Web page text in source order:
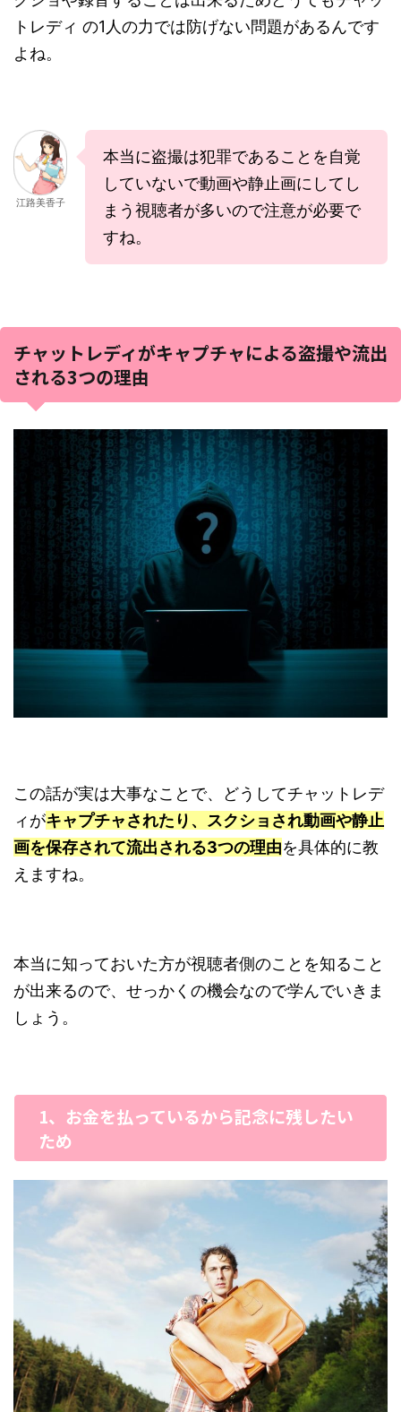
トレディ の1人の力では防げない問題があるんです
よね。
江路美香子
本当に盗撮は犯罪であることを自覚
していないで動画や静止画にしてし
まう視聴者が多いので注意が必要で
すね。
チャットレディがキャプチャによる盗撮や流出
される3つの理由
この話が実は大事なことで、どうしてチャットレデ
ィがキャプチャされたり、スクショされ動画や静止
画を保存されて流出される3つの理由を具体的に教
えますね。
本当に知っておいた方が視聴者側のことを知ること
が出来るので、せっかくの機会なので学んでいきま
しょう。
1、お金を払っているから記念に残したい
ため